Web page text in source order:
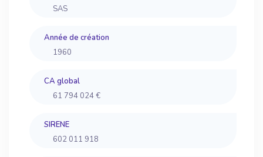
SAS
Année de création
1960
CA global
61 794 024 €
SIRENE
602 011 918